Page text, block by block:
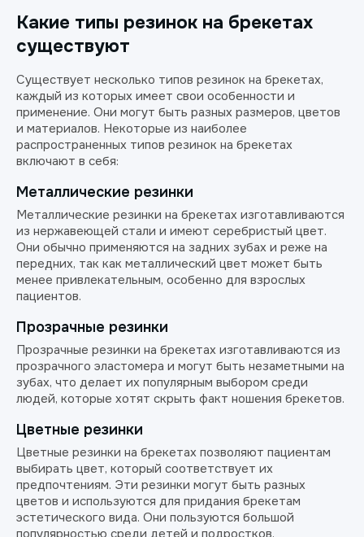
Какие типы резинок на брекетах
существуют
Существует несколько типов резинок на брекетах,
каждый из которых имеет свои особенности и
применение. Они могут быть разных размеров, цветов
и материалов. Некоторые из наиболее
распространенных типов резинок на брекетах
включают в себя:
Металлические резинки
Металлические резинки на брекетах изготавливаются
из нержавеющей стали и имеют серебристый цвет.
Они обычно применяются на задних зубах и реже на
передних, так как металлический цвет может быть
менее привлекательным, особенно для взрослых
пациентов.
Прозрачные резинки
Прозрачные резинки на брекетах изготавливаются из
прозрачного эластомера и могут быть незаметными на
зубах, что делает их популярным выбором среди
людей, которые хотят скрыть факт ношения брекетов.
Цветные резинки
Цветные резинки на брекетах позволяют пациентам
выбирать цвет, который соответствует их
предпочтениям. Эти резинки могут быть разных
цветов и используются для придания брекетам
эстетического вида. Они пользуются большой